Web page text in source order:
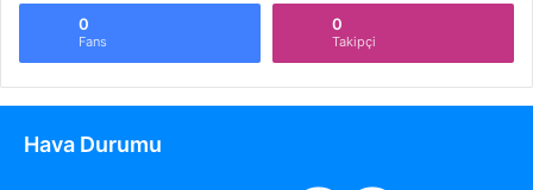
0
Fans
0
Takipçi
Hava Durumu